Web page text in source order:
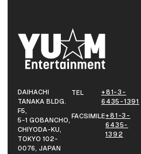
DAIHACHI
TANAKA BLDG.
F5,
5-1 GOBANCHO,
CHIYODA-KU,
TOKYO 102-
0076, JAPAN
TEL
+81-3-
6435-1391
FACSIMILE+81-3-
6435-
1392